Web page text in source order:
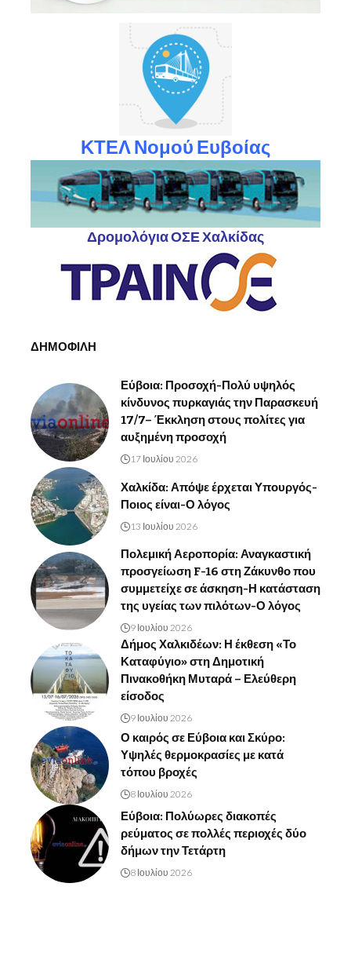
ΚΤΕΛ Νομού Ευβοίας
Δρομολόγια ΟΣΕ Χαλκίδας
ΔΗΜΟΦΙΛΗ
Εύβοια: Προσοχή-Πολύ υψηλός
κίνδυνος πυρκαγιάς την Παρασκευή
17/7– Έκκληση στους πολίτες για
αυξημένη προσοχή
17 Ιουλίου 2026
Χαλκίδα: Απόψε έρχεται Υπουργός-
Ποιος είναι-Ο λόγος
13 Ιουλίου 2026
Πολεμική Αεροπορία: Αναγκαστική
προσγείωση F-16 στη Ζάκυνθο που
συμμετείχε σε άσκηση-Η κατάσταση
της υγείας των πιλότων-Ο λόγος
9 Ιουλίου 2026
Δήμος Χαλκιδέων: Η έκθεση «Το
Καταφύγιο» στη Δημοτική
Πινακοθήκη Μυταρά – Ελεύθερη
είσοδος
9 Ιουλίου 2026
Ο καιρός σε Εύβοια και Σκύρο:
Υψηλές θερμοκρασίες με κατά
τόπου βροχές
8 Ιουλίου 2026
Εύβοια: Πολύωρες διακοπές
ρεύματος σε πολλές περιοχές δύο
δήμων την Τετάρτη
8 Ιουλίου 2026